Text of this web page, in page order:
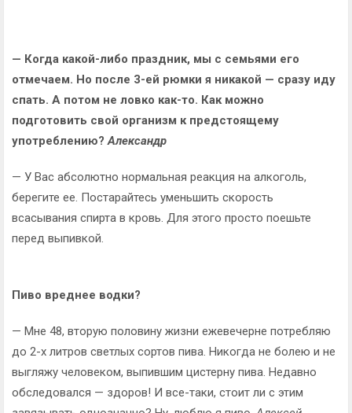
— Когда какой-либо праздник, мы с семьями его
отмечаем. Но после 3-ей рюмки я никакой — сразу иду
спать. А потом не ловко как-то. Как можно
подготовить свой организм к предстоящему
употреблению?Александр
— У Вас абсолютно нормальная реакция на алкоголь,
берегите ее. Постарайтесь уменьшить скорость
всасывания спирта в кровь. Для этого просто поешьте
перед выпивкой.
Пиво вреднее водки?
— Мне 48, вторую половину жизни ежевечерне потребляю
до 2-х литров светлых сортов пива. Никогда не болею и не
выгляжу человеком, выпившим цистерну пива. Недавно
обследовался — здоров! И все-таки, стоит ли с этим